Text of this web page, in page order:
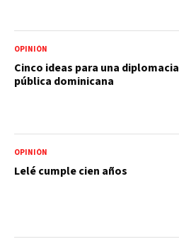
OPINIÓN
Cinco ideas para una diplomacia
pública dominicana
OPINIÓN
Lelé cumple cien años